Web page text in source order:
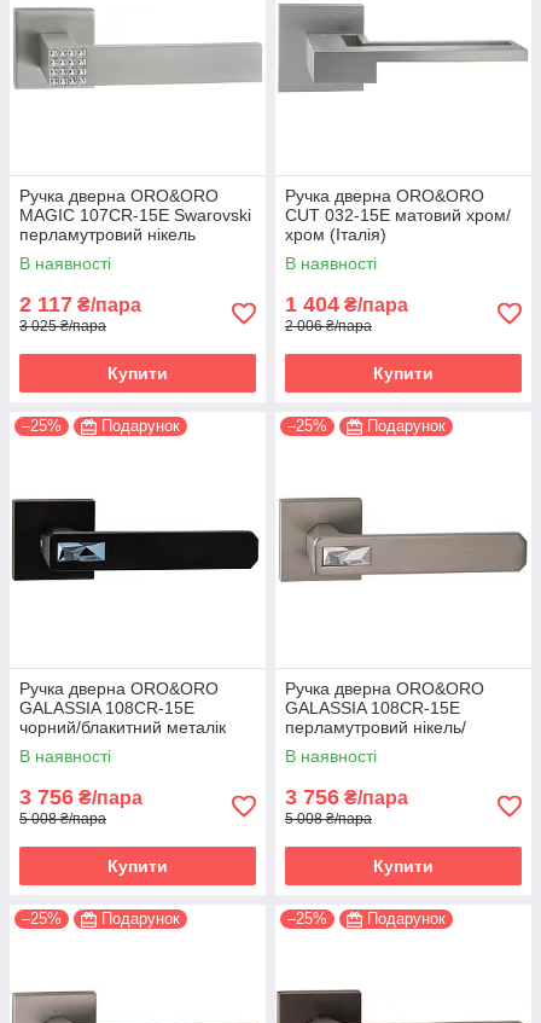
Ручка дверна ORO&ORO
MAGIC 107СR-15E Swarovski
перламутровий нікель
(Італія)
В наявності
2 117 ₴/пара
3 025 ₴/пара
Купити
Ручка дверна ORO&ORO
CUT 032-15E матовий хром/
хром (Італія)
В наявності
1 404 ₴/пара
2 006 ₴/пара
Купити
–25% Подарунок
Ручка дверна ORO&ORO
GALASSIA 108СR-15E
чорний/блакитний металік
(Італія)
В наявності
3 756 ₴/пара
5 008 ₴/пара
Купити
–25% Подарунок
Ручка дверна ORO&ORO
GALASSIA 108СR-15E
перламутровий нікель/
світлий хром (Італія)
В наявності
3 756 ₴/пара
5 008 ₴/пара
Купити
–25% Подарунок –25% Подарунок